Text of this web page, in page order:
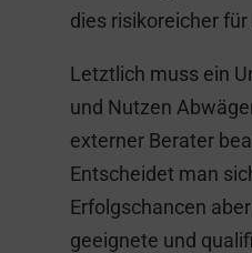
dies risikoreicher
Letztlich muss ein
und Nutzen
externer Berater
Entscheidet man
Erfolgschancen
geeignete und